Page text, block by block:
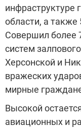
инфраструктуре
области, а
Совершил более
систем
Херсонской и
вражеских
мирные
Высокой
авиационных и